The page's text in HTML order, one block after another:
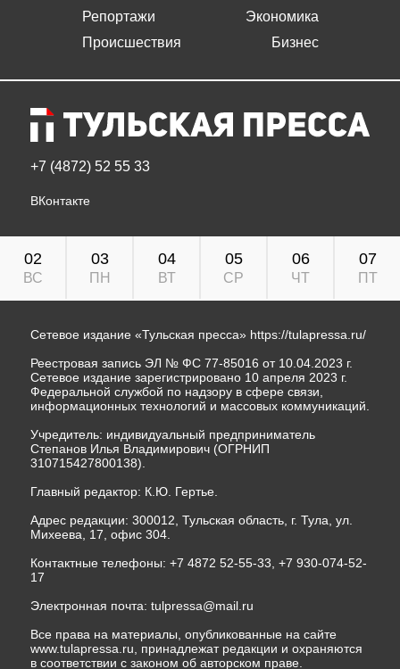
Репортажи
Происшествия
Экономика
Бизнес
+7 (4872) 52 55 33
ВКонтакте
02
ВС
03
ПН
04
ВТ
05
СР
06
ЧТ
07
ПТ
Сетевое издание «Тульская пресса» https://tulapressa.ru/
Реестровая запись ЭЛ № ФС 77-85016 от 10.04.2023 г.
Сетевое издание зарегистрировано 10 апреля 2023 г.
Федеральной службой по надзору в сфере связи,
информационных технологий и массовых коммуникаций.
Учредитель: индивидуальный предприниматель
Степанов Илья Владимирович (ОГРНИП
310715427800138).
Главный редактор: К.Ю. Гертье.
Адрес редакции: 300012, Тульская область, г. Тула, ул.
Михеева, 17, офис 304.
Контактные телефоны: +7 4872 52-55-33, +7 930-074-52-
17
Электронная почта: tulpressa@mail.ru
Все права на материалы, опубликованные на сайте
www.tulapressa.ru, принадлежат редакции и охраняются
в соответствии с законом об авторском праве.